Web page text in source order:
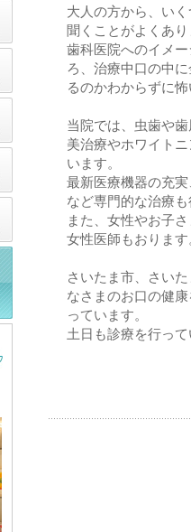
大人の方から、い
聞くことがよくあ
歯科医院へのイメ
ろ、治療中口の中
るのかわからずに
当院では、虫歯や
美治療やホワイト
います。
最新医療機器の充
など専門的な治療
また、女性やお子
女性医師もおります
さいたま市、さい
なさまのお口の健
っています。
土日も診療を行っ